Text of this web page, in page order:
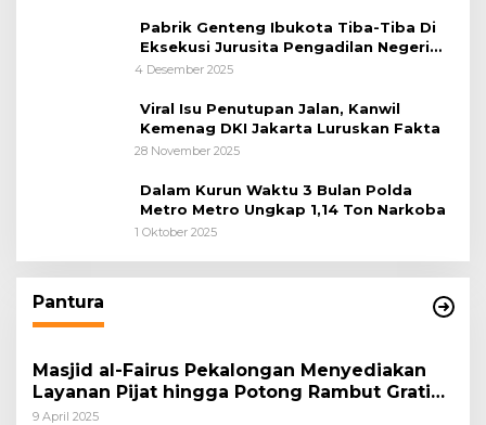
Pabrik Genteng Ibukota Tiba-Tiba Di
Eksekusi Jurusita Pengadilan Negeri
Tangerang, Diduga Cacat Hukum Sejak
4 Desember 2025
Viral Isu Penutupan Jalan, Kanwil
Kemenag DKI Jakarta Luruskan Fakta
28 November 2025
Dalam Kurun Waktu 3 Bulan Polda
Metro Metro Ungkap 1,14 Ton Narkoba
1 Oktober 2025
Pantura
Masjid al-Fairus Pekalongan Menyediakan
Layanan Pijat hingga Potong Rambut Gratis
bagi Pemudik Lebaran 2025
9 April 2025